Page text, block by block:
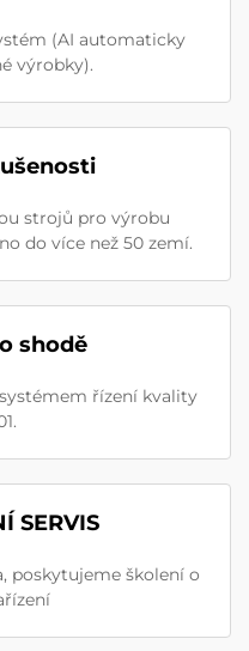
(AI automaticky
výrobky).
strojů pro výrobu
do více než 50 zemí.
shodě
řízení kvality
SERVIS
poskytujeme školení o